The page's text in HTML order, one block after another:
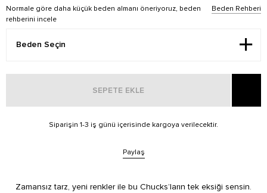
Normale göre daha küçük beden almanı öneriyoruz, beden
rehberini incele
Beden Rehberi
SEPETE EKLE
Siparişin 1-3 iş günü içerisinde kargoya verilecektir.
Paylaş
Zamansız tarz, yeni renkler ile bu Chucks’ların tek eksiği sensin.